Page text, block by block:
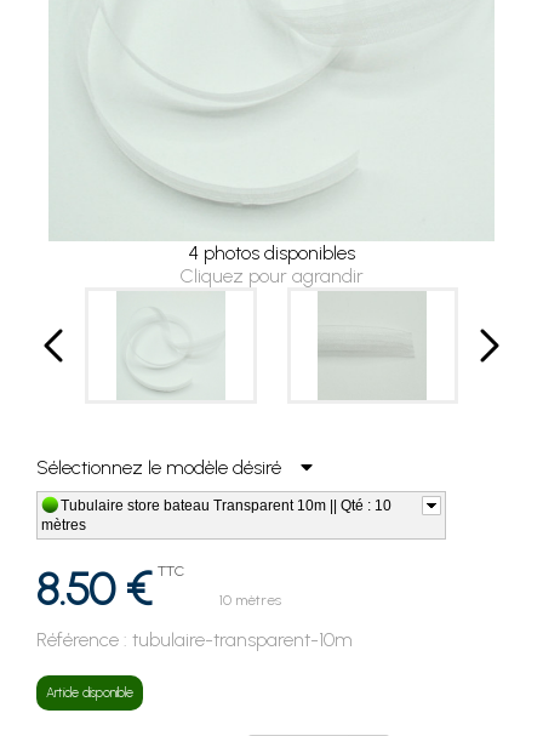
4 photos disponibles
Cliquez pour agrandir
Sélectionnez le modèle désiré
Tubulaire store bateau Transparent 10m || Qté : 10
mètres
8.50 € TTC
10 mètres
Référence : tubulaire-transparent-10m
Article disponible